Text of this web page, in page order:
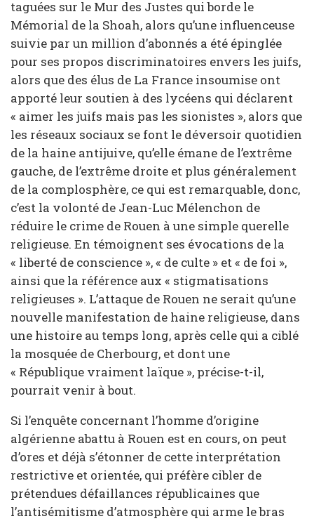
taguées sur le Mur des Justes qui borde le
Mémorial de la Shoah, alors qu’une influenceuse
suivie par un million d’abonnés a été épinglée
pour ses propos discriminatoires envers les juifs,
alors que des élus de La France insoumise ont
apporté leur soutien à des lycéens qui déclarent
« aimer les juifs mais pas les sionistes », alors que
les réseaux sociaux se font le déversoir quotidien
de la haine antijuive, qu’elle émane de l’extrême
gauche, de l’extrême droite et plus généralement
de la complosphère, ce qui est remarquable, donc,
c’est la volonté de Jean-Luc Mélenchon de
réduire le crime de Rouen à une simple querelle
religieuse. En témoignent ses évocations de la
« liberté de conscience », « de culte » et « de foi »,
ainsi que la référence aux « stigmatisations
religieuses ». L’attaque de Rouen ne serait qu’une
nouvelle manifestation de haine religieuse, dans
une histoire au temps long, après celle qui a ciblé
la mosquée de Cherbourg, et dont une
« République vraiment laïque », précise-t-il,
pourrait venir à bout.
Si l’enquête concernant l’homme d’origine
algérienne abattu à Rouen est en cours, on peut
d’ores et déjà s’étonner de cette interprétation
restrictive et orientée, qui préfère cibler de
prétendues défaillances républicaines que
l’antisémitisme d’atmosphère qui arme le bras